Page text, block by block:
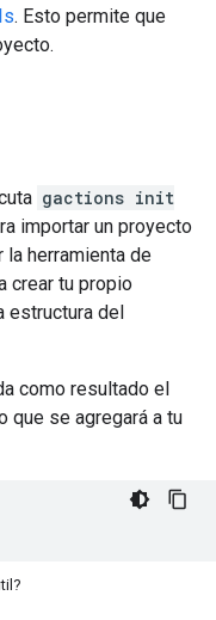
. Esto permite que
gactions init
importar un proyecto
herramienta de
crear tu propio
estructura del
como resultado el
que se agregará a tu